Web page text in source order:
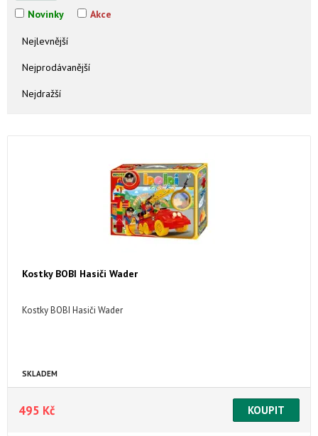
Novinky Akce
Nejlevnější
Nejprodávanější
Nejdražší
Kostky BOBI Hasiči Wader
Kostky BOBI Hasiči Wader
SKLADEM
495 Kč